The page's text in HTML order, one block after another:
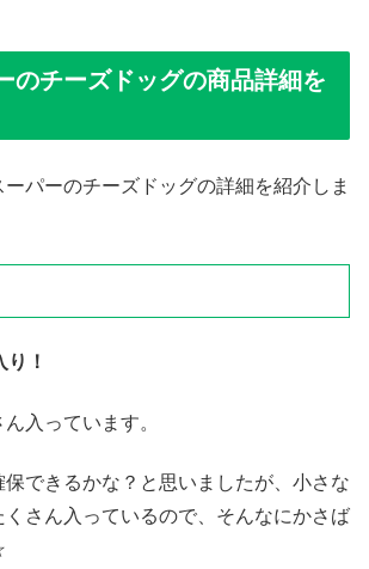
のチーズドッグの商品詳細を
パーのチーズドッグの詳細を紹介しま
り！
入っています。
できるかな？と思いましたが、小さな
さん入っているので、そんなにかさば